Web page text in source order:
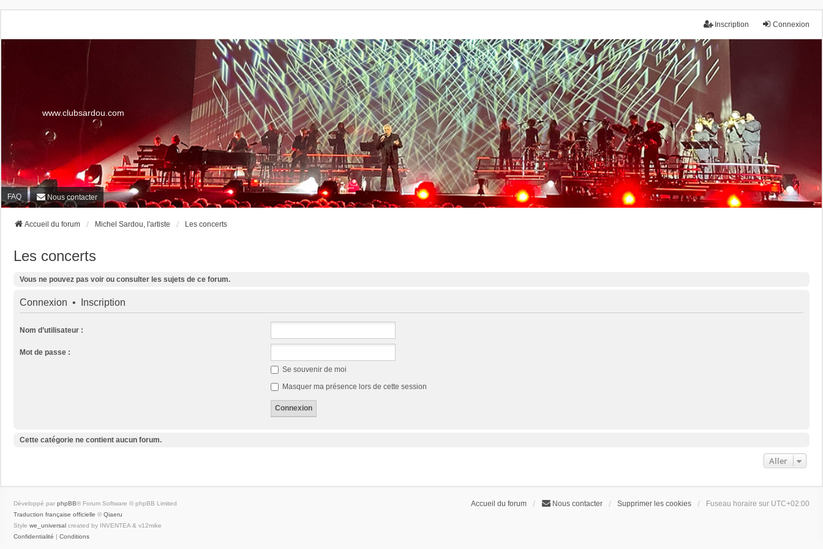
Connexion
Inscription
www.clubsardou.com
FAQ Nous contacter
Accueil du forum Michel Sardou, l'artiste Les concerts
Les concerts
Vous ne pouvez pas voir ou consulter les sujets de ce forum.
Connexion • Inscription
Nom d’utilisateur :
Mot de passe :
Se souvenir de moi
Masquer ma présence lors de cette session
Cette catégorie ne contient aucun forum.
Aller
Accueil du forum Nous contacter Supprimer les cookies Fuseau horaire sur UTC+02:00
Développé par phpBB® Forum Software © phpBB Limited
Traduction française officielle © Qiaeru
Style we_universal created by INVENTEA & v12mike
Confidentialité | Conditions